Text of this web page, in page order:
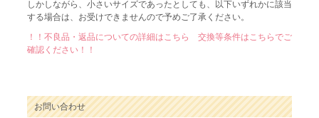
しかしながら、小さいサイズであったとしても、以下いずれかに該当
する場合は、お受けできませんので予めご了承ください。
！！不良品・返品についての詳細はこちら 交換等条件はこちらでご
確認ください！！
お問い合わせ